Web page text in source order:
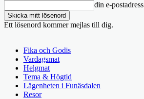
din e-postadress
Ett lösenord kommer mejlas till dig.
Fika och Godis
Vardagsmat
Helgmat
Tema & Högtid
Lägenheten i Funäsdalen
Resor